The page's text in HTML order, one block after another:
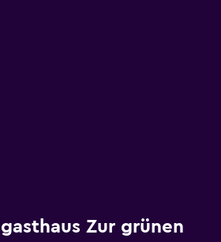
Zur grünen